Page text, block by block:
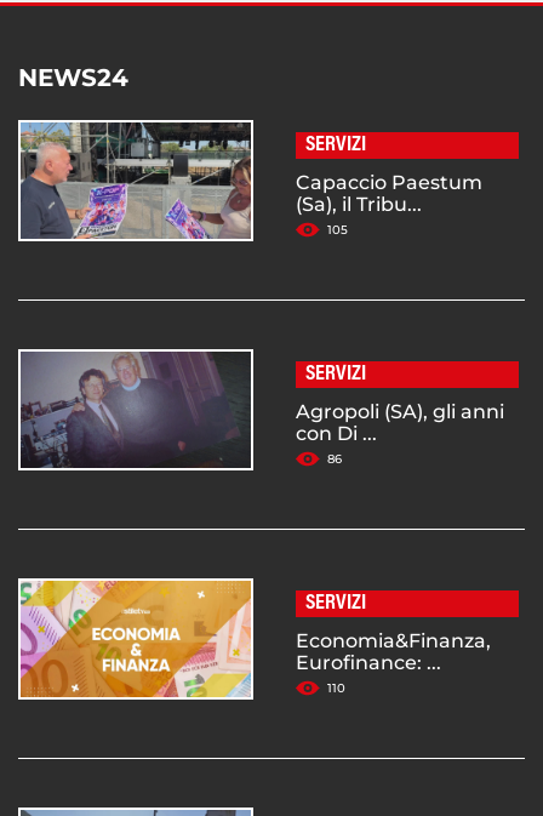
NEWS24
SERVIZI
Capaccio Paestum
(Sa), il Tribu...
105
SERVIZI
Agropoli (SA), gli anni
con Di ...
86
SERVIZI
Economia&Finanza,
Eurofinance: ...
110